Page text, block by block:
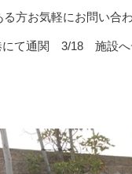
お気軽にお問い合わ
て通関 3/18 施設へ